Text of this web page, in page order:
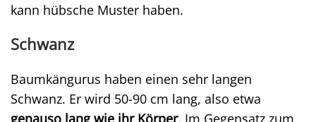
kann hübsche Muster haben.
Schwanz
Baumkängurus haben einen sehr langen
Schwanz. Er wird 50-90 cm lang, also etwa
genauso lang wie ihr Körper. Im Gegensatz zum